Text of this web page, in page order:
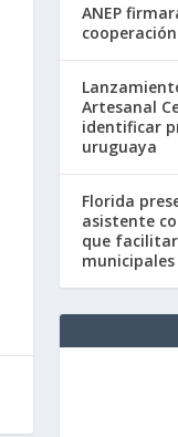
ANEP
Artesanal
identificar
uruguaya
Florida
asistente
que
municipales